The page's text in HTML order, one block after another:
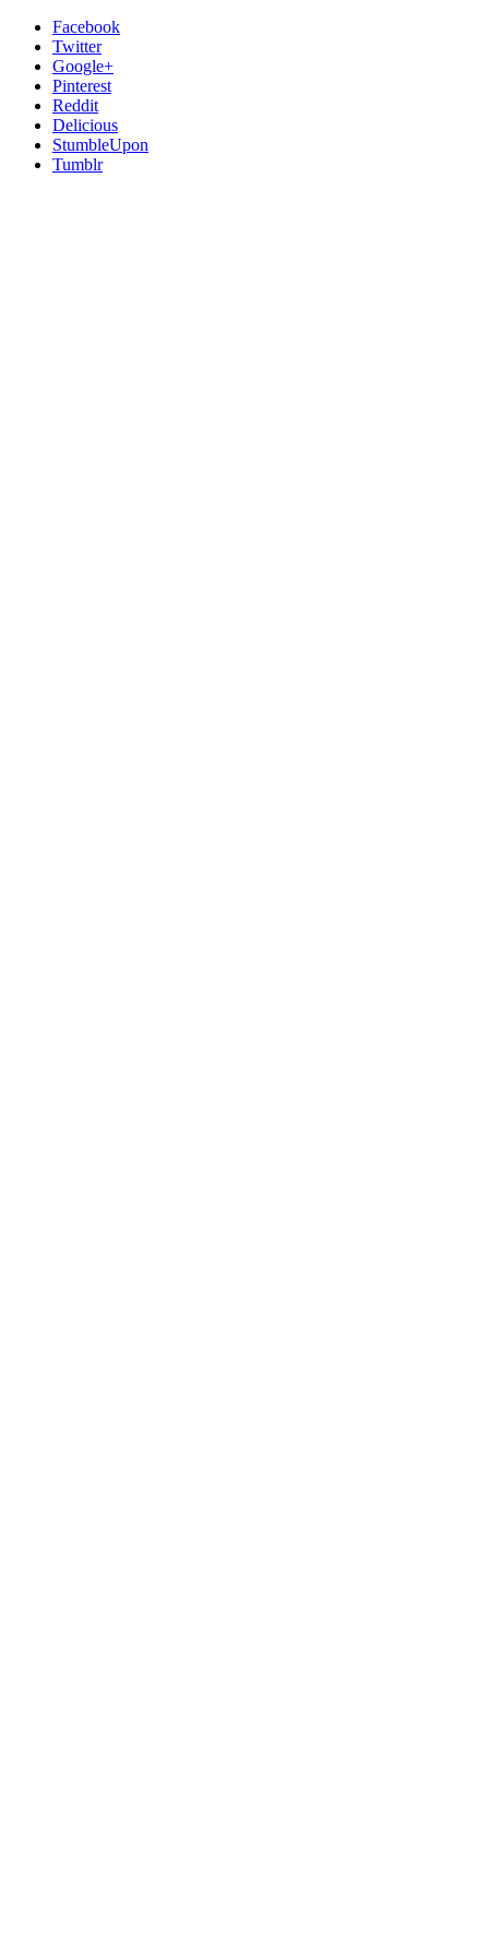
Facebook
Twitter
Google+
Pinterest
Reddit
Delicious
StumbleUpon
Tumblr